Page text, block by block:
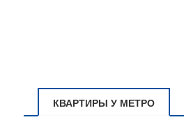
КВАРТИРЫ У МЕТРО